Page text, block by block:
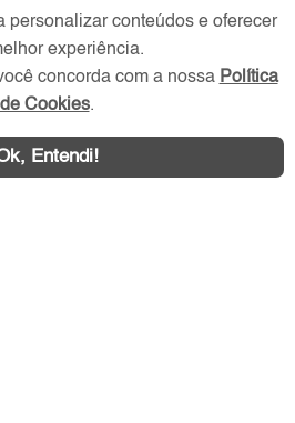
Verificada por
Sociais
personalizar conteúdos e oferecer
experiência.
concorda com a nossa Política
de Cookies.
Entendi!